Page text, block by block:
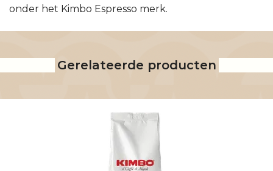
onder het Kimbo Espresso merk.
Gerelateerde producten